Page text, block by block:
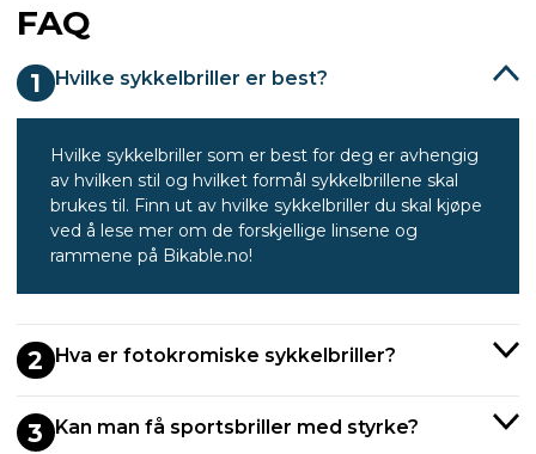
FAQ
1 Hvilke sykkelbriller er best?
Hvilke sykkelbriller som er best for deg er avhengig
av hvilken stil og hvilket formål sykkelbrillene skal
brukes til. Finn ut av hvilke sykkelbriller du skal kjøpe
ved å lese mer om de forskjellige linsene og
rammene på Bikable.no!
2 Hva er fotokromiske sykkelbriller?
3 Kan man få sportsbriller med styrke?